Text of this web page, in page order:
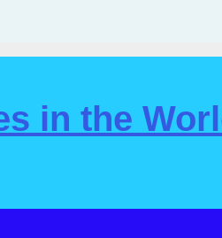
in the